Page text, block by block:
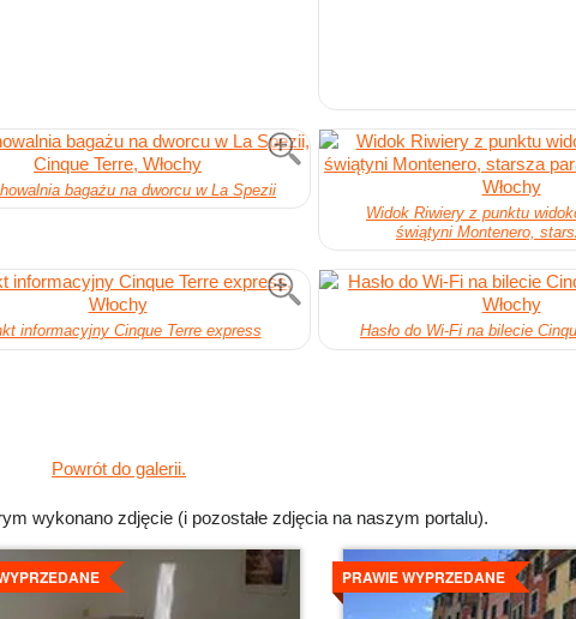
bagażu na dworcu w La Spezii
Widok Riwiery z punktu
świątyni Montenero,
informacyjny Cinque Terre express Hasło do Wi-Fi na bilecie
Powrót do galerii.
wykonano zdjęcie (i pozostałe zdjęcia na naszym portalu).
PRAWIE WYPRZEDANE
Szczegoly